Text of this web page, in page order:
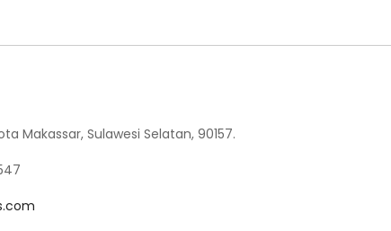
Makassar, Sulawesi Selatan, 90157.